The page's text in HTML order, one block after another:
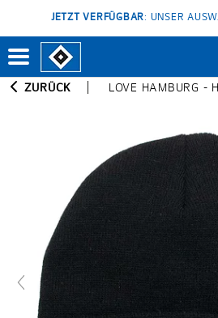
JETZT VERFÜGBAR: UNSER
ZURÜCK LOVE HAMBURG -